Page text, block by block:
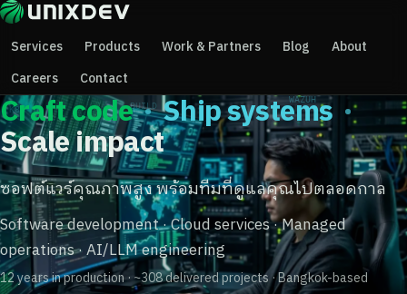
Services Products Work & Partners Blog
About
Careers
Contact
Craft code · Ship systems ·
Scale impact
ซอฟต์แวร์คุณภาพสูง พร้อมทีมที่ดูแลคุณไปตลอดกาล
Software development · Cloud services · Managed
operations · AI/LLM engineering
12 years in production · ~308 delivered projects · Bangkok-based